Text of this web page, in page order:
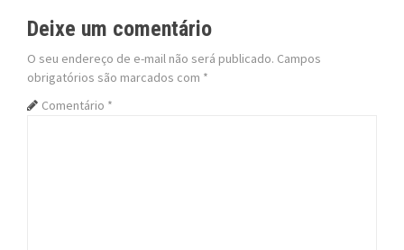
t
n
a
Deixe um comentário
O seu endereço de e-mail não será publicado. Campos
obrigatórios são marcados com *
Comentário *